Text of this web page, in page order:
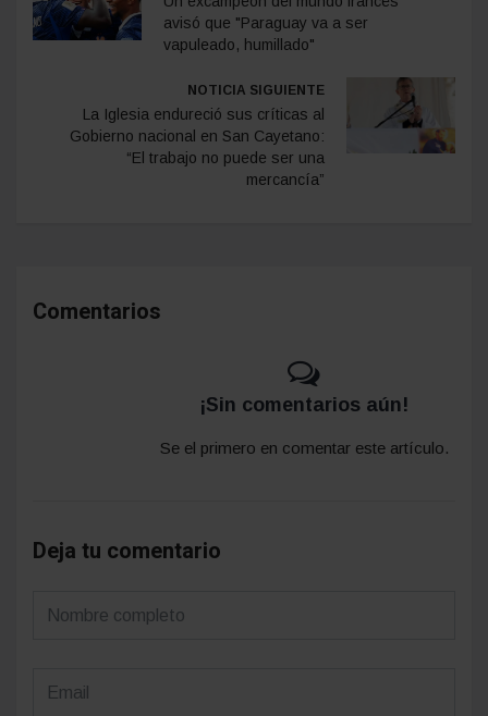
avisó que "Paraguay va a ser
vapuleado, humillado"
NOTICIA SIGUIENTE
La Iglesia endureció sus críticas al
Gobierno nacional en San Cayetano:
“El trabajo no puede ser una
mercancía”
Comentarios
¡Sin comentarios aún!
Se el primero en comentar este artículo.
Deja tu comentario